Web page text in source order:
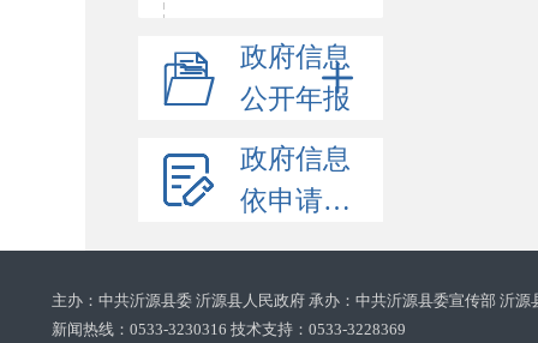
政府信息
公开年报
政府信息
依申请公开
主办：中共沂源县委 沂源县人民政府 承办：中共沂源县委宣传部 沂
新闻热线：0533-3230316 技术支持：0533-3228369‌‌